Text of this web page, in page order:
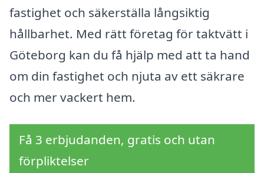
fastighet och säkerställa långsiktig
hållbarhet. Med rätt företag för taktvätt i
Göteborg kan du få hjälp med att ta hand
om din fastighet och njuta av ett säkrare
och mer vackert hem.
Få 3 erbjudanden, gratis och utan
förpliktelser